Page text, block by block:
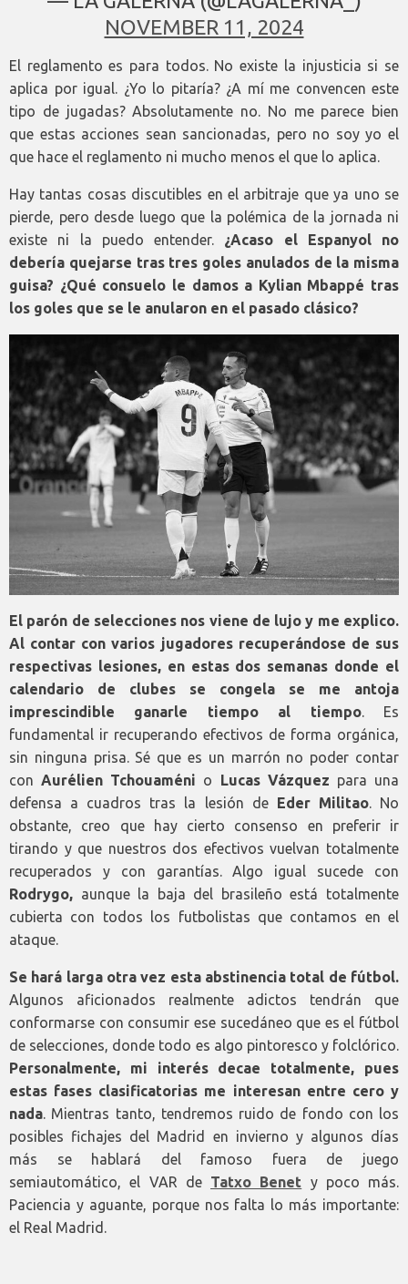
NOVEMBER 11, 2024
El reglamento es para todos. No existe la injusticia si se
aplica por igual. ¿Yo lo pitaría? ¿A mí me convencen este
tipo de jugadas? Absolutamente no. No me parece bien
que estas acciones sean sancionadas, pero no soy yo el
que hace el reglamento ni mucho menos el que lo aplica.
Hay tantas cosas discutibles en el arbitraje que ya uno se
pierde, pero desde luego que la polémica de la jornada ni
existe ni la puedo entender. ¿Acaso el Espanyol no
debería quejarse tras tres goles anulados de la misma
guisa? ¿Qué consuelo le damos a Kylian Mbappé tras
los goles que se le anularon en el pasado clásico?
El parón de selecciones nos viene de lujo y me explico.
Al contar con varios jugadores recuperándose de sus
respectivas lesiones, en estas dos semanas donde el
calendario de clubes se congela se me antoja
imprescindible ganarle tiempo al tiempo. Es
fundamental ir recuperando efectivos de forma orgánica,
sin ninguna prisa. Sé que es un marrón no poder contar
conAurélien Tchouaméni o Lucas Vázquez para una
defensa a cuadros tras la lesión de Eder Militao. No
obstante, creo que hay cierto consenso en preferir ir
tirando y que nuestros dos efectivos vuelvan totalmente
recuperados y con garantías. Algo igual sucede con
Rodrygo, aunque la baja del brasileño está totalmente
cubierta con todos los futbolistas que contamos en el
ataque.
Se hará larga otra vez esta abstinencia total de fútbol.
Algunos aficionados realmente adictos tendrán que
conformarse con consumir ese sucedáneo que es el fútbol
de selecciones, donde todo es algo pintoresco y folclórico.
Personalmente, mi interés decae totalmente, pues
estas fases clasificatorias me interesan entre cero y
nada. Mientras tanto, tendremos ruido de fondo con los
posibles fichajes del Madrid en invierno y algunos días
más se hablará del famoso fuera de juego
semiautomático, el VAR de Tatxo Benet y poco más.
Paciencia y aguante, porque nos falta lo más importante:
el Real Madrid.